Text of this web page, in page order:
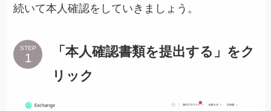
続いて本人確認をしていきましょう。
STEP
「本人確認書類を提出する」をク
リック